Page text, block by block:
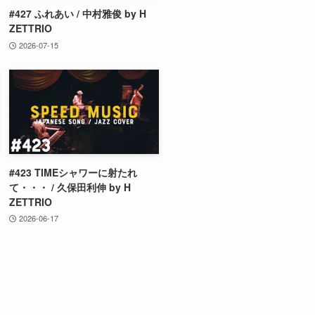
#427 ふれあい / 中村雅俊 by H
ZETTRIO
2026-07-15
#423 TIMEシャワーに射たれ
て・・・ / 久保田利伸 by H
ZETTRIO
2026-06-17